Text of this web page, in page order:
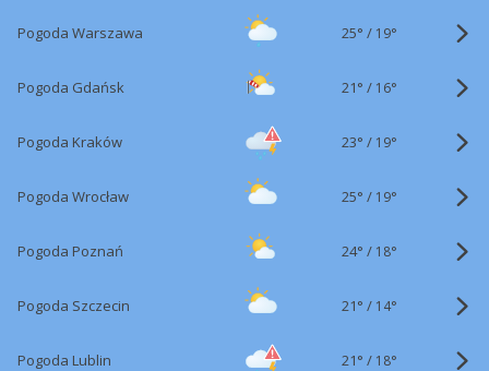
Pogoda Warszawa 25° / 19°
Pogoda Gdańsk 21° / 16°
Pogoda Kraków 23° / 19°
Pogoda Wrocław 25° / 19°
Pogoda Poznań 24° / 18°
Pogoda Szczecin 21° / 14°
Pogoda Lublin 21° / 18°